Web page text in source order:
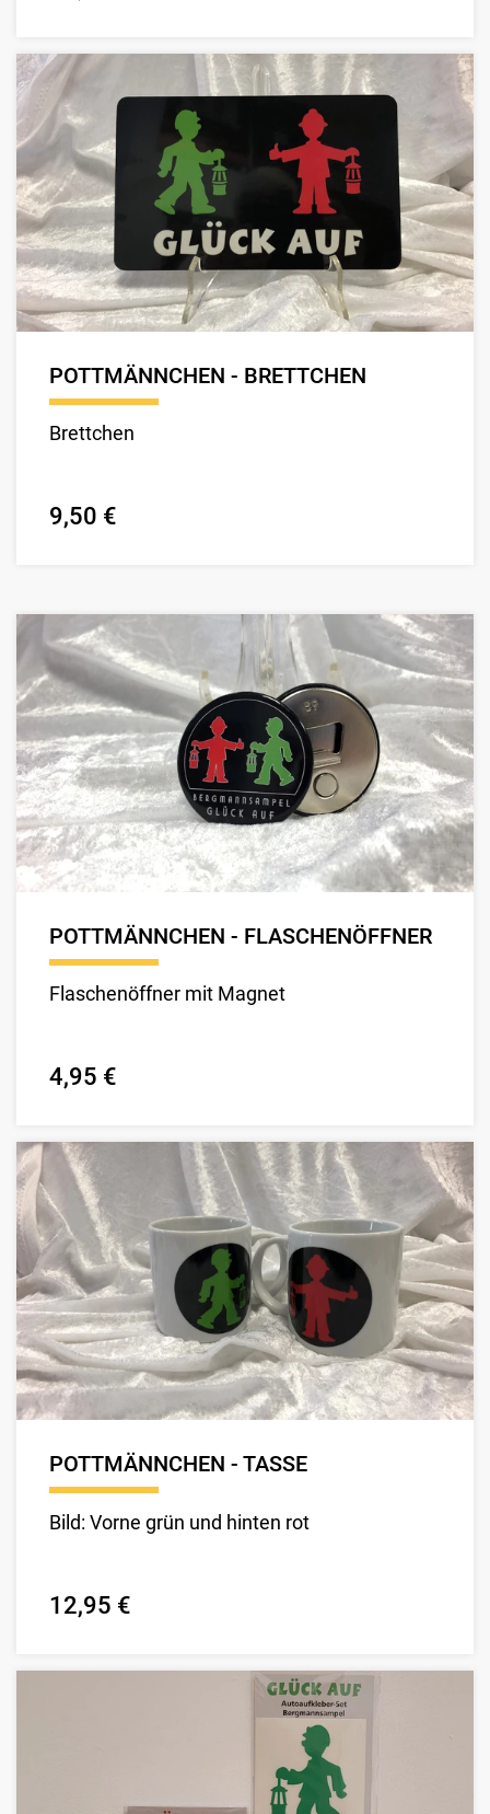
POTTMÄNNCHEN - BRETTCHEN
Brettchen
9,50 €
POTTMÄNNCHEN - FLASCHENÖFFNER
Flaschenöffner mit Magnet
4,95 €
POTTMÄNNCHEN - TASSE
Bild: Vorne grün und hinten rot
12,95 €